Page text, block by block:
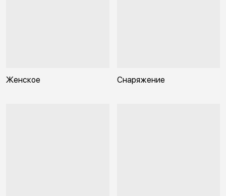
Женское Снаряжение